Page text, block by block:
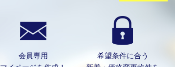
会員専用
希望条件に合う